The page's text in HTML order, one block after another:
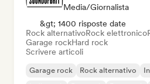
Media/Giornalista
&gt; 1400 risposte date
Rock alternativoRock elettronico
Garage rockHard rock
Scrivere articoli
Garage rock Rock alternativo